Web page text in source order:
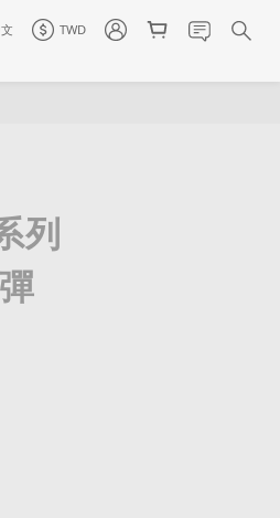
TWD
列